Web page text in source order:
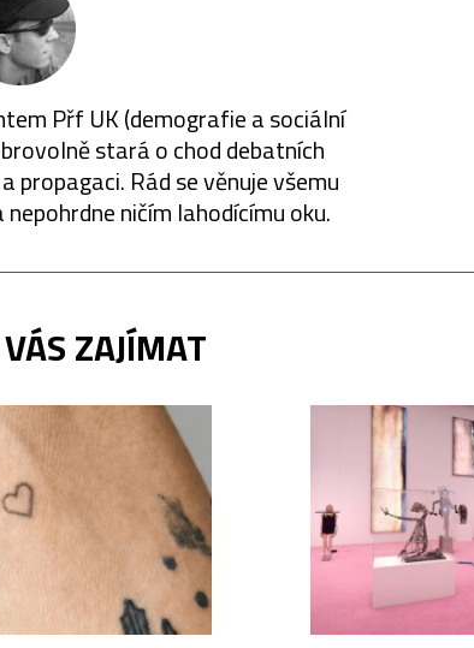
Přf UK (demografie a sociální
stará o chod debatních
propagaci. Rád se věnuje všemu
ničím lahodícímu oku.
ZAJÍMAT